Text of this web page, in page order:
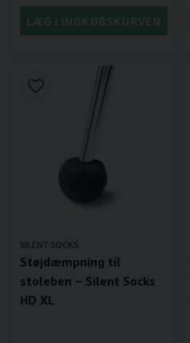
LÆG I INDKØBSKURVEN
SILENT SOCKS
Støjdæmpning til
stoleben – Silent Socks
HD XL